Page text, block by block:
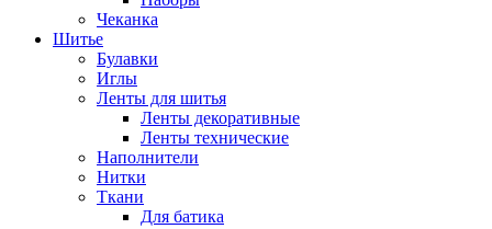
Чеканка
Шитье
Булавки
Иглы
Ленты для шитья
Ленты декоративные
Ленты технические
Наполнители
Нитки
Ткани
Для батика